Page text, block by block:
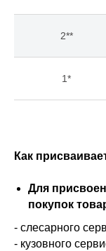
2**
1*
Как
Для
покупок
- слесарного
- кузовного